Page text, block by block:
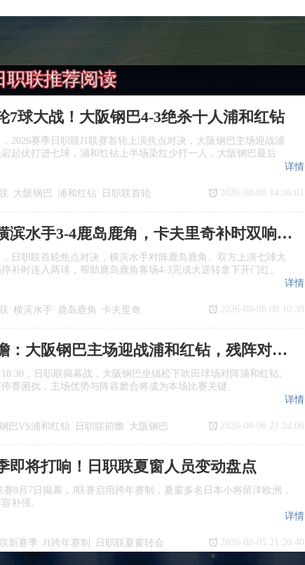
职联推荐阅读
7球大战！大阪钢巴4‑3绝杀十人浦和红钻
2026赛季日职联J1联赛首轮上演焦点对决，大阪钢巴主场迎战浦
起伏打进七球，浦和红钻上半场染红少打一人，大阪钢巴最后
大阪钢巴 浦和红钻 日职联首轮
详情
2026-08-08 14:36:01
日职联：横滨水手3‑4鹿岛鹿角，卡夫里奇补时双响上演逆转绝杀
日职联首轮焦点对决，横滨水手对阵鹿岛鹿角。双方上演七球大
补时连入两球，帮助鹿岛鹿角客场4‑3完成大逆转拿下开门红。
横滨水手 鹿岛鹿角 卡夫里奇
详情
2026-08-08 00:10:39
日职联前瞻：大阪钢巴主场迎战浦和红钻，残阵对决看点十足
，日职联揭幕战，大阪钢巴坐镇松下吹田球场对阵浦和红钻。
赛困扰，主场优势与阵容磨合将成为本场比赛关键。
巴VS浦和红钻 日职联前瞻 大阪钢巴
详情
2026-08-06 21:24:06
即将打响！日职联夏窗人员变动盘点
赛8月7日揭幕，J联赛启用跨年赛制，夏窗多名日本小将留洋欧洲，
补强。
新赛季 J1跨年赛制 日职联夏窗转会
详情
2026-08-05 21:20:40